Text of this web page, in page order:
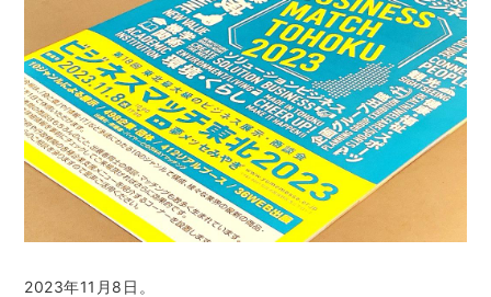
2023年11月8日。